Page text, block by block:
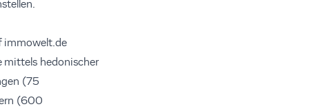
immowelt.de
hedonischer
(75
(600